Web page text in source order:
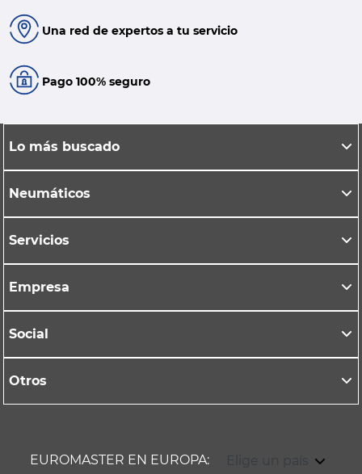
Una red de expertos a tu servicio
Pago 100% seguro
Lo más buscado
Neumáticos
Servicios
Empresa
Social
Otros
EUROMASTER EN EUROPA: Elige un país